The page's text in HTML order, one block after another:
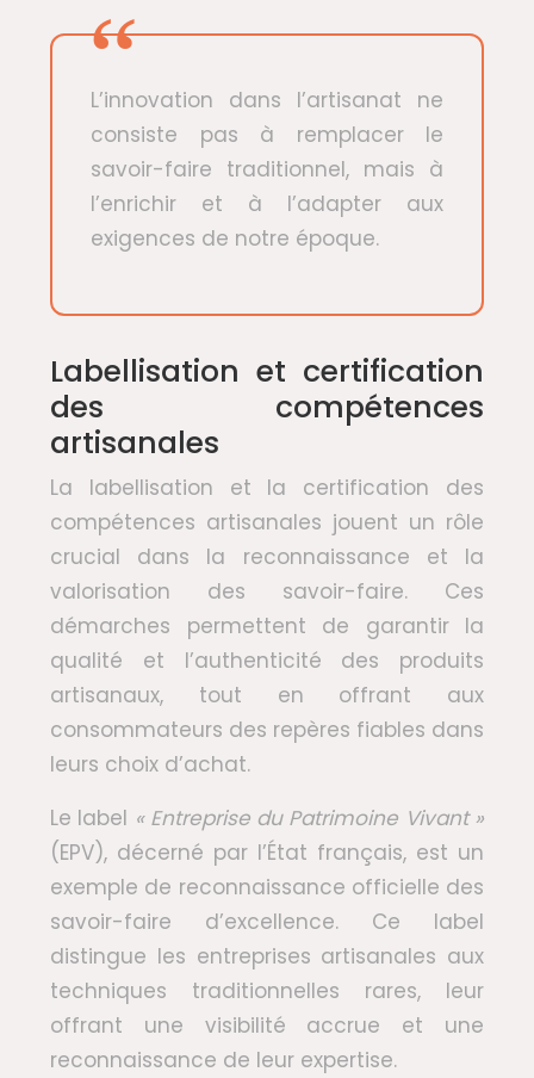
L’innovation dans l’artisanat ne
consiste pas à remplacer le
savoir-faire traditionnel, mais à
l’enrichir et à l’adapter aux
exigences de notre époque.
Labellisation et certification
des compétences
artisanales
La labellisation et la certification des
compétences artisanales jouent un rôle
crucial dans la reconnaissance et la
valorisation des savoir-faire. Ces
démarches permettent de garantir la
qualité et l’authenticité des produits
artisanaux, tout en offrant aux
consommateurs des repères fiables dans
leurs choix d’achat.
Le label « Entreprise du Patrimoine Vivant »
(EPV), décerné par l’État français, est un
exemple de reconnaissance officielle des
savoir-faire d’excellence. Ce label
distingue les entreprises artisanales aux
techniques traditionnelles rares, leur
offrant une visibilité accrue et une
reconnaissance de leur expertise.